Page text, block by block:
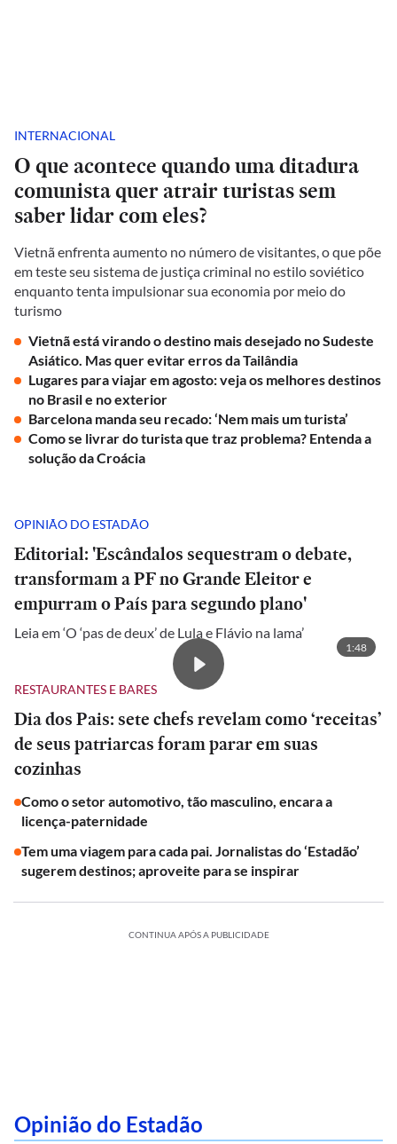
INTERNACIONAL
O que acontece quando uma ditadura
comunista quer atrair turistas sem
saber lidar com eles?
Vietnã enfrenta aumento no número de visitantes, o que põe
em teste seu sistema de justiça criminal no estilo soviético
enquanto tenta impulsionar sua economia por meio do
turismo
Vietnã está virando o destino mais desejado no Sudeste
Asiático. Mas quer evitar erros da Tailândia
Lugares para viajar em agosto: veja os melhores destinos
no Brasil e no exterior
Barcelona manda seu recado: ‘Nem mais um turista’
Como se livrar do turista que traz problema? Entenda a
solução da Croácia
OPINIÃO DO ESTADÃO
Editorial: 'Escândalos sequestram o debate,
transformam a PF no Grande Eleitor e
empurram o País para segundo plano'
Leia em ‘O ‘pas de deux’ de Lula e Flávio na lama’
1:48
RESTAURANTES E BARES
Dia dos Pais: sete chefs revelam como ‘receitas’
de seus patriarcas foram parar em suas
cozinhas
Como o setor automotivo, tão masculino, encara a
licença-paternidade
Tem uma viagem para cada pai. Jornalistas do ‘Estadão’
sugerem destinos; aproveite para se inspirar
CONTINUA APÓS A PUBLICIDADE
Opinião do Estadão